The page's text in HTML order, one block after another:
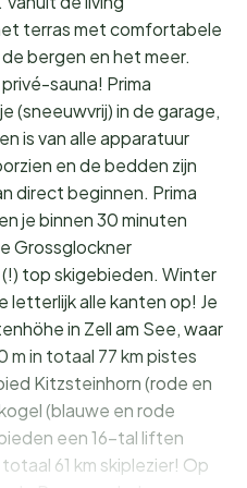
terras met comfortabele
bergen en het meer.
sauna! Prima
(sneeuwvrij) in de garage,
is van alle apparatuur
en de bedden zijn
direct beginnen. Prima
je binnen 30 minuten
Grossglockner
top skigebieden. Winter
letterlijk alle kanten op! Je
in Zell am See, waar
in totaal 77 km pistes
Kitzsteinhorn (rode en
(blauwe en rode
een 16-tal liften
61 km skiplezier! Op